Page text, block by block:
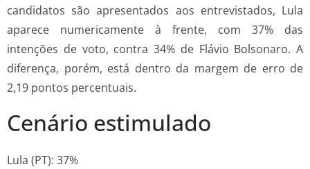
candidatos são apresentados aos entrevistados, Lula
aparece numericamente à frente, com 37% das
intenções de voto, contra 34% de Flávio Bolsonaro. A
diferença, porém, está dentro da margem de erro de
2,19 pontos percentuais.
Cenário estimulado
Lula (PT): 37%